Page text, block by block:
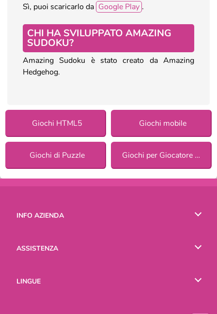
Sì, puoi scaricarlo da Google Play .
CHI HA SVILUPPATO AMAZING
SUDOKU?
Amazing Sudoku è stato creato da Amazing
Hedgehog.
Giochi HTML5 Giochi mobile
Giochi di Puzzle Giochi per Giocatore Singolo
INFO AZIENDA
ASSISTENZA
LINGUE